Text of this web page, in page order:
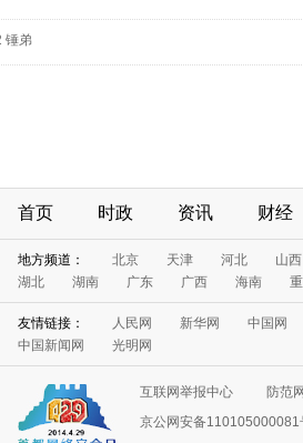
锤弟
首页 时政 资讯 财经
地方频道： 北京 天津 河北
山西
湖北
湖南 广东 广西 海南
友情链接： 人民网 新华网
中国网
中国新闻网
光明网
互联网举报中心
防范
京公网安备110105000081